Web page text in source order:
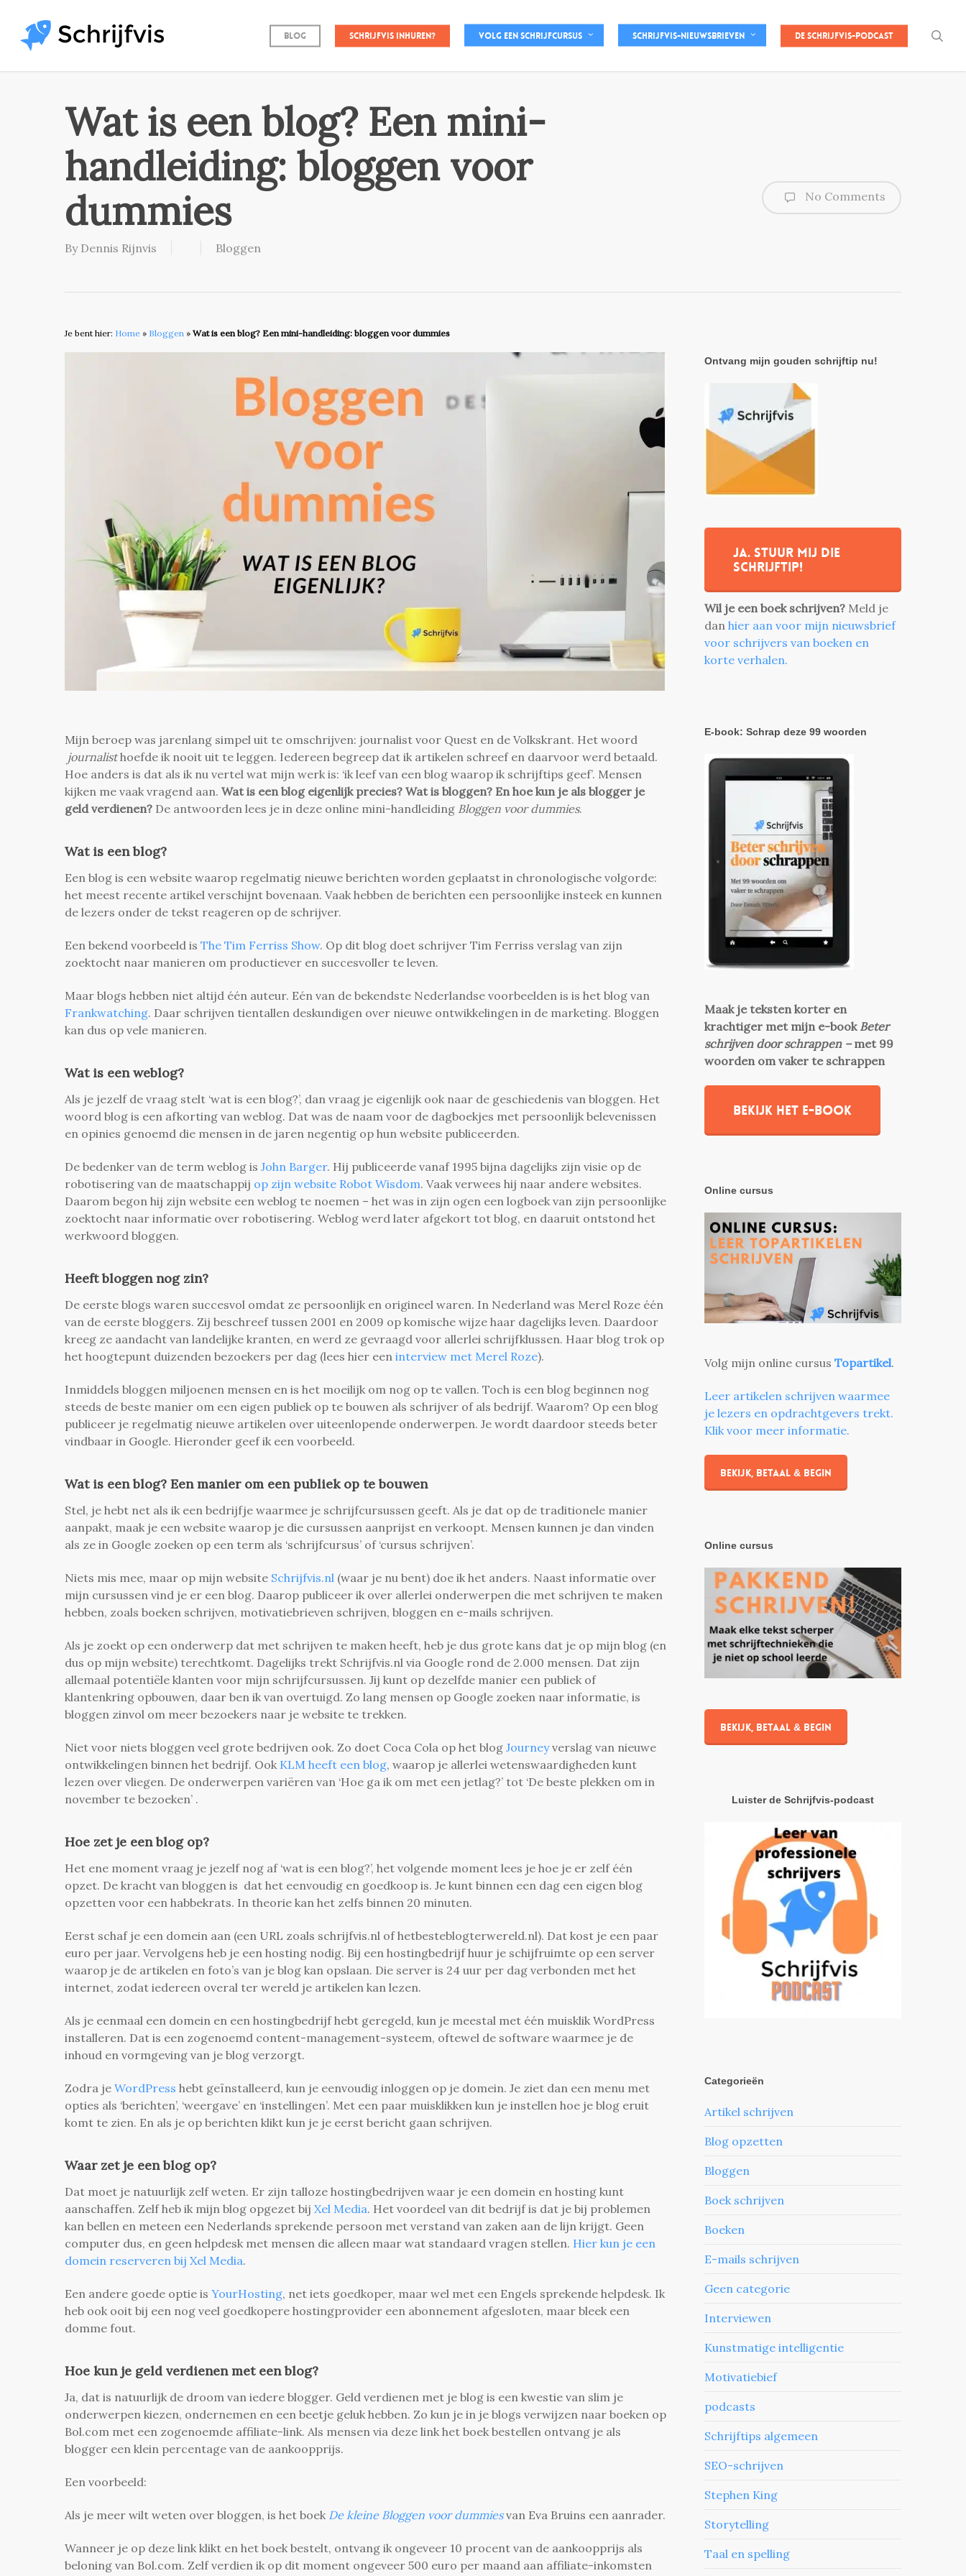
main
Blog Schrijfvis inhuren? Volg een schrijfcursus Schrijfvis-nieuwsbrieven De Schrijfvis-podcast
Wat is een blog? Een mini-
handleiding: bloggen voor
dummies
By Dennis Rijnvis Bloggen
No Comments
Je bent hier: Home » Bloggen » Wat is een blog? Een mini-handleiding: bloggen voor dummies
Mijn beroep was jarenlang simpel uit te omschrijven: journalist voor Quest en de Volkskrant. Het woord
journalisthoefde ik nooit uit te leggen. Iedereen begreep dat ik artikelen schreef en daarvoor werd betaald.
Hoe anders is dat als ik nu vertel wat mijn werk is: ‘ik leef van een blog waarop ik schrijftips geef’. Mensen
kijken me vaak vragend aan. Wat is een blog eigenlijk precies? Wat is bloggen? En hoe kun je als blogger je
geld verdienen? De antwoorden lees je in deze online mini-handleiding Bloggen voor dummies.
Wat is een blog?
Een blog is een website waarop regelmatig nieuwe berichten worden geplaatst in chronologische volgorde:
het meest recente artikel verschijnt bovenaan. Vaak hebben de berichten een persoonlijke insteek en kunnen
de lezers onder de tekst reageren op de schrijver.
Een bekend voorbeeld is The Tim Ferriss Show. Op dit blog doet schrijver Tim Ferriss verslag van zijn
zoektocht naar manieren om productiever en succesvoller te leven.
Maar blogs hebben niet altijd één auteur. Eén van de bekendste Nederlandse voorbeelden is is het blog van
Frankwatching. Daar schrijven tientallen deskundigen over nieuwe ontwikkelingen in de marketing. Bloggen
kan dus op vele manieren.
Wat is een weblog?
Als je jezelf de vraag stelt ‘wat is een blog?’, dan vraag je eigenlijk ook naar de geschiedenis van bloggen. Het
woord blog is een afkorting van weblog. Dat was de naam voor de dagboekjes met persoonlijk belevenissen
en opinies genoemd die mensen in de jaren negentig op hun website publiceerden.
De bedenker van de term weblog is John Barger. Hij publiceerde vanaf 1995 bijna dagelijks zijn visie op de
robotisering van de maatschappij op zijn website Robot Wisdom. Vaak verwees hij naar andere websites.
Daarom begon hij zijn website een weblog te noemen – het was in zijn ogen een logboek van zijn persoonlijke
zoektocht naar informatie over robotisering. Weblog werd later afgekort tot blog, en daaruit ontstond het
werkwoord bloggen.
Heeft bloggen nog zin?
De eerste blogs waren succesvol omdat ze persoonlijk en origineel waren. In Nederland was Merel Roze één
van de eerste bloggers. Zij beschreef tussen 2001 en 2009 op komische wijze haar dagelijks leven. Daardoor
kreeg ze aandacht van landelijke kranten, en werd ze gevraagd voor allerlei schrijfklussen. Haar blog trok op
het hoogtepunt duizenden bezoekers per dag (lees hier een interview met Merel Roze).
Inmiddels bloggen miljoenen mensen en is het moeilijk om nog op te vallen. Toch is een blog beginnen nog
steeds de beste manier om een eigen publiek op te bouwen als schrijver of als bedrijf. Waarom? Op een blog
publiceer je regelmatig nieuwe artikelen over uiteenlopende onderwerpen. Je wordt daardoor steeds beter
vindbaar in Google. Hieronder geef ik een voorbeeld.
Wat is een blog? Een manier om een publiek op te bouwen
Stel, je hebt net als ik een bedrijfje waarmee je schrijfcursussen geeft. Als je dat op de traditionele manier
aanpakt, maak je een website waarop je die cursussen aanprijst en verkoopt. Mensen kunnen je dan vinden
als ze in Google zoeken op een term als ‘schrijfcursus’ of ‘cursus schrijven’.
Niets mis mee, maar op mijn website Schrijfvis.nl (waar je nu bent) doe ik het anders. Naast informatie over
mijn cursussen vind je er een blog. Daarop publiceer ik over allerlei onderwerpen die met schrijven te maken
hebben, zoals boeken schrijven, motivatiebrieven schrijven, bloggen en e-mails schrijven.
Als je zoekt op een onderwerp dat met schrijven te maken heeft, heb je dus grote kans dat je op mijn blog (en
dus op mijn website) terechtkomt. Dagelijks trekt Schrijfvis.nl via Google rond de 2.000 mensen. Dat zijn
allemaal potentiële klanten voor mijn schrijfcursussen. Jij kunt op dezelfde manier een publiek of
klantenkring opbouwen, daar ben ik van overtuigd. Zo lang mensen op Google zoeken naar informatie, is
bloggen zinvol om meer bezoekers naar je website te trekken.
Niet voor niets bloggen veel grote bedrijven ook. Zo doet Coca Cola op het blog Journeyverslag van nieuwe
ontwikkelingen binnen het bedrijf. Ook KLM heeft een blog, waarop je allerlei wetenswaardigheden kunt
lezen over vliegen. De onderwerpen variëren van ‘Hoe ga ik om met een jetlag?’ tot ‘De beste plekken om in
november te bezoeken’ .
Hoe zet je een blog op?
Het ene moment vraag je jezelf nog af ‘wat is een blog?’, het volgende moment lees je hoe je er zelf één
opzet. De kracht van bloggen is dat het eenvoudig en goedkoop is. Je kunt binnen een dag een eigen blog
opzetten voor een habbekrats. In theorie kan het zelfs binnen 20 minuten.
Eerst schaf je een domein aan (een URL zoals schrijfvis.nl of hetbesteblogterwereld.nl). Dat kost je een paar
euro per jaar. Vervolgens heb je een hosting nodig. Bij een hostingbedrijf huur je schijfruimte op een server
waarop je de artikelen en foto’s van je blog kan opslaan. Die server is 24 uur per dag verbonden met het
internet, zodat iedereen overal ter wereld je artikelen kan lezen.
Als je eenmaal een domein en een hostingbedrijf hebt geregeld, kun je meestal met één muisklik WordPress
installeren. Dat is een zogenoemd content-management-systeem, oftewel de software waarmee je de
inhoud en vormgeving van je blog verzorgt.
Zodra je WordPress hebt geïnstalleerd, kun je eenvoudig inloggen op je domein. Je ziet dan een menu met
opties als ‘berichten’, ‘weergave’ en ‘instellingen’. Met een paar muisklikken kun je instellen hoe je blog eruit
komt te zien. En als je op berichten klikt kun je je eerst bericht gaan schrijven.
Waar zet je een blog op?
Dat moet je natuurlijk zelf weten. Er zijn talloze hostingbedrijven waar je een domein en hosting kunt
aanschaffen. Zelf heb ik mijn blog opgezet bij Xel Media. Het voordeel van dit bedrijf is dat je bij problemen
kan bellen en meteen een Nederlands sprekende persoon met verstand van zaken aan de lijn krijgt. Geen
computer dus, en geen helpdesk met mensen die alleen maar wat standaard vragen stellen. Hier kun je een
domein reserveren bij Xel Media.
Een andere goede optie is YourHosting, net iets goedkoper, maar wel met een Engels sprekende helpdesk. Ik
heb ook ooit bij een nog veel goedkopere hostingprovider een abonnement afgesloten, maar bleek een
domme fout.
Hoe kun je geld verdienen met een blog?
Ja, dat is natuurlijk de droom van iedere blogger. Geld verdienen met je blog is een kwestie van slim je
onderwerpen kiezen, ondernemen en een beetje geluk hebben. Zo kun je in je blogs verwijzen naar boeken op
Bol.com met een zogenoemde affiliate-link. Als mensen via deze link het boek bestellen ontvang je als
blogger een klein percentage van de aankoopprijs.
Een voorbeeld:
Als je meer wilt weten over bloggen, is het boek De kleine Bloggen voor dummiesvan Eva Bruins een aanrader.
Wanneer je op deze link klikt en het boek bestelt, ontvang ik ongeveer 10 procent van de aankoopprijs als
beloning van Bol.com. Zelf verdien ik op dit moment ongeveer 500 euro per maand aan affiliate-inkomsten
Ontvang mijn gouden schrijftip nu!
Ja. stuur mij die
schrijftip!
Wil je een boek schrijven? Meld je
danhier aan voor mijn nieuwsbrief
voor schrijvers van boeken en
korte verhalen.
E-book: Schrap deze 99 woorden
Maak je teksten korter en
krachtiger met mijn e-book Beter
schrijven door schrappen –met 99
woorden om vaker te schrappen
Bekijk het e-book
Online cursus
Volg mijn online cursusTopartikel.
Leer artikelen schrijven waarmee
je lezers en opdrachtgevers trekt.
Klik voor meer informatie.
Bekijk, betaal & begin
Online cursus
Bekijk, betaal & begin
Luister de Schrijfvis-podcast
Categorieën
Artikel schrijven
Blog opzetten
Bloggen
Boek schrijven
Boeken
E-mails schrijven
Geen categorie
Interviewen
Kunstmatige intelligentie
Motivatiebief
podcasts
Schrijftips algemeen
SEO-schrijven
Stephen King
Storytelling
Taal en spelling